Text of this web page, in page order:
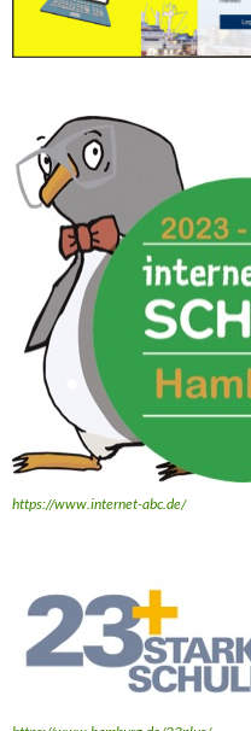
https://www.internet-abc.de/